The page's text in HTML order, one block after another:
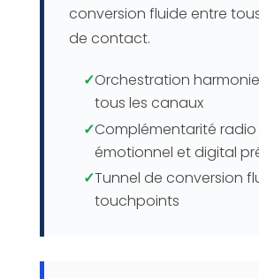
conversion fluide entre
de contact.
✓Orchestration
tous les canaux
✓Complémentarité radio
émotionnel et digital
✓Tunnel de conversion
touchpoints